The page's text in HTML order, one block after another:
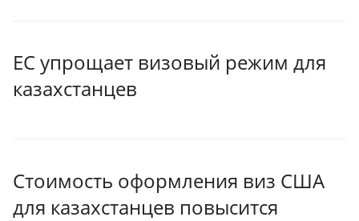
ЕС упрощает визовый режим для
казахстанцев
Стоимость оформления виз США
для казахстанцев повысится